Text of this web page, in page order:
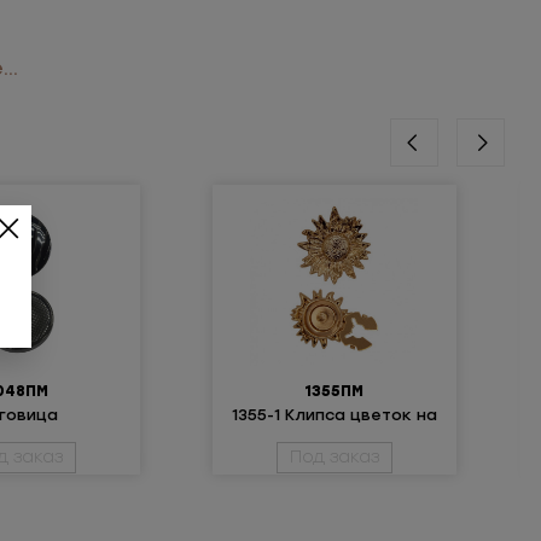
заказ
1355ПМ
1355-1 Клипса цветок на
пуговицу металл
золото L40 (25мм)
Под заказ